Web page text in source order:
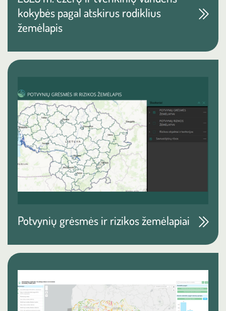
kokybės pagal atskirus rodiklius
žemėlapis
Potvynių grėsmės ir rizikos žemėlapiai